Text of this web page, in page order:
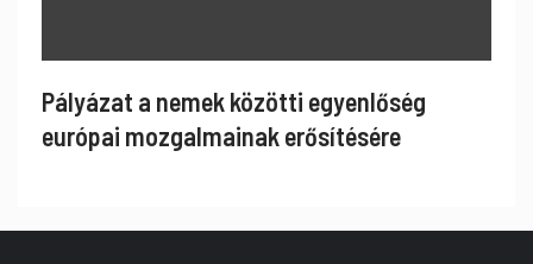
Pályázat a nemek közötti egyenlőség
európai mozgalmainak erősítésére